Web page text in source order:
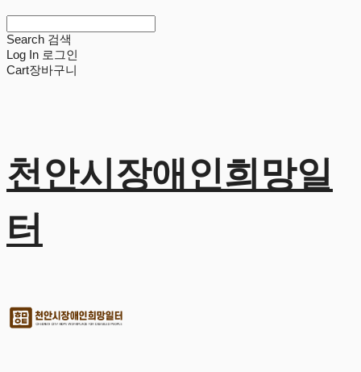
Search 검색
Log In 로그인
Cart장바구니
천안시장애인희망일
터